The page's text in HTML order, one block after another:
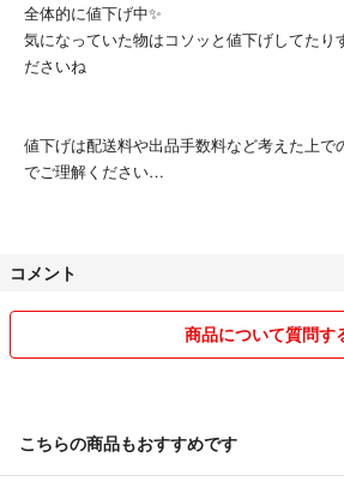
全体的に値下げ中✨
気になっていた物はコソッと値下げしてたり
ださいね
値下げは配送料や出品手数料など考えた上で
でご理解ください
3点以上で10%off
お願い致します。おまとめ割引は購入前に適
予めご了承くださいませ。
コメント
商品について質問す
こちらの商品もおすすめです